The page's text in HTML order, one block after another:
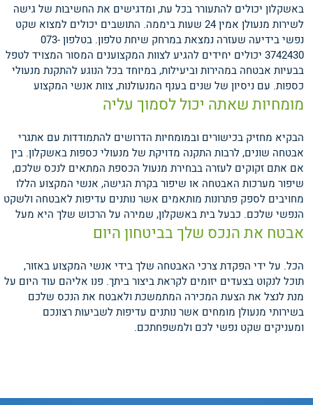
באשקלון יכולים להתעורר בכל עת, ומדגישים את החשיבות של גישה
לשירות מנעולן אמין 24 שעות ביממה. התושבים יכולים למצוא שקט
נפשי בידיעה שעזרה נמצאת במרחק שיחת טלפון. בטלפון 073-
3742430 יכולים יחידים להגיע לצוות המקצוענים המסור המצויד לטפל
בבעיות אבטחה במהירות וביעילות, במיוחד בכל הנוגע להתקנת מנעולי
כספות.
מומחיות שאתה יכול לסמוך עליה
עם ניסיון של שנים בענף המנעולנות, צוות אנשי המקצוע
הבקיא מחזיק בכישורים ובמומחיות הדרושים להתמודדות עם אתגרי
אבטחה שונים, לרבות התקנה מדויקת של מנעולי כספות באשקלון. בין
אם אתם זקוקים לעזרה בבחירת מנעול הכספת המתאים לנכס שלכם,
שיפור מערכות האבטחה או שיפור בקרת הגישה, אנשי המקצוע הללו
מחויבים לספק פתרונות מותאמים אשר נותנים עדיפות לאבטחה ולשקט
הנפשי שלכם.
אבטח את הנכס שלך בביטחון היום
כבעל בית באשקלון, שמירה על הרכוש שלך היא מעל
הכל. על ידי הפקדת צרכי האבטחה שלך בידי אנשי המקצוע באזור,
תוכל לנקוט בצעדים יזומים לקראת ביצור ביתך. פנו אליהם עוד היום על
מנת לנצל את הצעת המכירה המתמשכת ולאבטח את הנכס שלכם
בשירותי מנעולן מומחים אשר נותנים עדיפות לשביעות רצונכם
ומעניקים שקט נפשי לכם ולמשפחתכם.